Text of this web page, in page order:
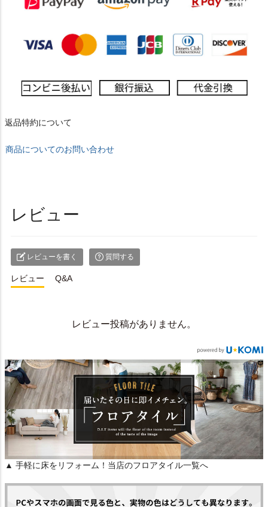
返品特約について
商品についてのお問い合わせ
レビュー
レビューを書く 質問する
レビュー Q&A
レビュー投稿がありません。
▲ 手軽に床をリフォーム！当店のフロアタイル一覧へ